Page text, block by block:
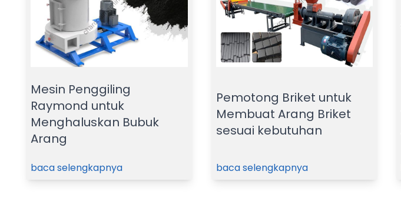
Mesin Penggiling
Raymond untuk
Menghaluskan Bubuk
Arang
baca selengkapnya
Pemotong Briket untuk
Membuat Arang Briket
sesuai kebutuhan
baca selengkapnya